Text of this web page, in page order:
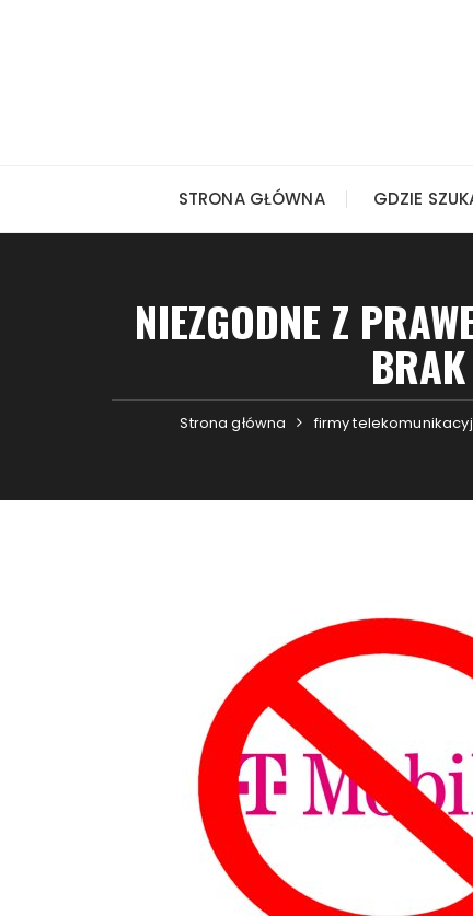
STRONA GŁÓWNA GDZIE
NIEZGODNE Z
Strona główna firmy